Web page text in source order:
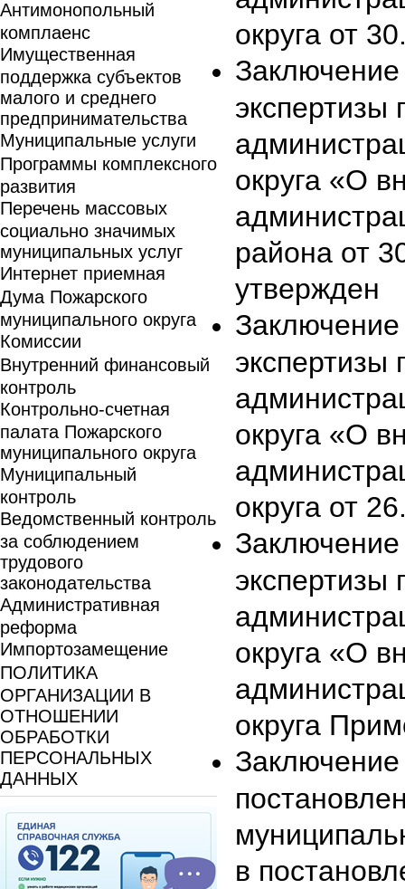
Антимонопольный
комплаенс
Имущественная
поддержка субъектов
малого и среднего
предпринимательства
Муниципальные услуги
Программы комплексного
развития
Перечень массовых
социально значимых
муниципальных услуг
Интернет приемная
Дума Пожарского
муниципального округа
Комиссии
Внутренний финансовый
контроль
Контрольно-счетная
палата Пожарского
муниципального округа
Муниципальный
контроль
Ведомственный контроль
за соблюдением
трудового
законодательства
Административная
реформа
Импортозамещение
ПОЛИТИКА
ОРГАНИЗАЦИИ В
ОТНОШЕНИИ
ОБРАБОТКИ
ПЕРСОНАЛЬНЫХ
ДАННЫХ
округа от
Заключение
экспертизы
округа «О
района от
утвержден
Заключение
экспертизы
округа «О
округа от
Заключение
экспертизы
округа «О
округа
в